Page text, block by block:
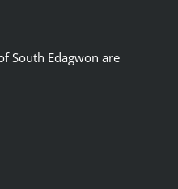
South Edagwon are